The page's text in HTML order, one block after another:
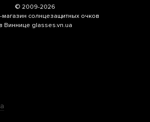
© 2009-2026
магазин солнцезащитных очков
в Виннице glasses.vn.ua